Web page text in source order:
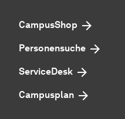
CampusShop
Personensuche
ServiceDesk
Campusplan